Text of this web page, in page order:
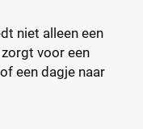
niet alleen een
voor een
een dagje naar